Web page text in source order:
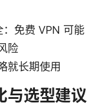
：免费 VPN 可能
险
就长期使用
与选型建议